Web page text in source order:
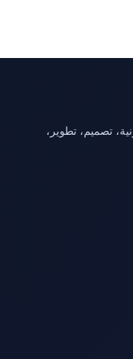
تصميم، تطوير،